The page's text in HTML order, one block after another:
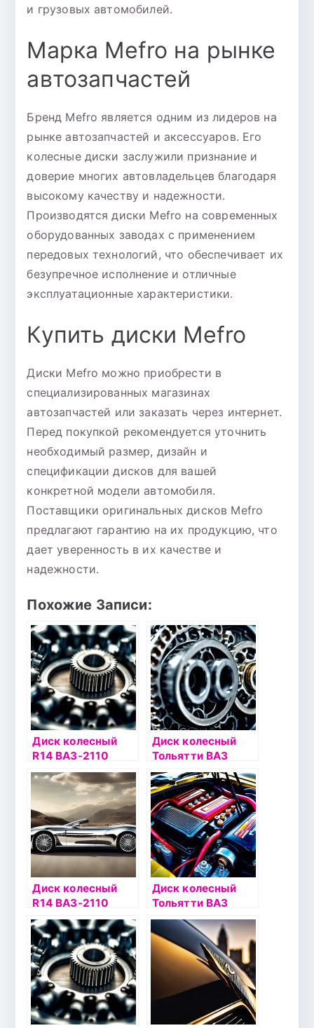
и грузовых автомобилей.
Марка Mefro на рынке
автозапчастей
Бренд Mefro является одним из лидеров на
рынке автозапчастей и аксессуаров. Его
колесные диски заслужили признание и
доверие многих автовладельцев благодаря
высокому качеству и надежности.
Производятся диски Mefro на современных
оборудованных заводах с применением
передовых технологий, что обеспечивает их
безупречное исполнение и отличные
эксплуатационные характеристики.
Купить диски Mefro
Диски Mefro можно приобрести в
специализированных магазинах
автозапчастей или заказать через интернет.
Перед покупкой рекомендуется уточнить
необходимый размер, дизайн и
спецификации дисков для вашей
конкретной модели автомобиля.
Поставщики оригинальных дисков Mefro
предлагают гарантию на их продукцию, что
дает уверенность в их качестве и
надежности.
Похожие Записи:
Диск колесный
R14 ВАЗ-2110
MEFRO 35/58,6
серый
Диск колесный
Тольятти ВАЗ
2108 (MEFRO)
5xR13 4×98 ET35
DIA58.6 черный
Диск колесный
R14 ВАЗ-2110
MEFRO 35/58,6
черный
Диск колесный
Тольятти ВАЗ
2108 (MEFRO)
5xR13 4×98 ET29
DIA58.6
серебристый